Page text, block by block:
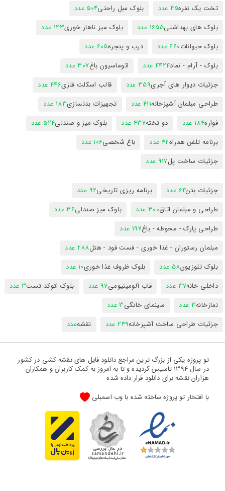
تخت یک نفره45 عدد بلوک مبل راحتی504 عدد
بلوک های بهداشتی1655 عدد بلوک میز ناهار خوری123 عدد
بلوک حیوانات660 عدد درب و پنجره605 عدد
بلوک - آرام - نماد4424 عدد اتوماسیون باغ307 عدد
جزئیات دیوار های آجری359 عدد قالب اسکلت فلزی446 عدد
طراحی مبلمان آشپزخانه411 عدد تجهیزات بدنسازی183 عدد
فواره184 عدد دو تخته437 عدد بلوک میز و صندلی524 عدد
برنامه تلفن همراه42 عدد باغ شخصی106 عدد
جزئیات ساخت پل917 عدد
جزئیات بتن64 عدد برنامه ریزی تاریخی92 عدد
طراحی و مبلمان اتاق300 عدد بلوک میز صندلی36 عدد
طراحی پارک - محوطه - باغ197 عدد
مبلمان رستوران - غذا خوری - فست فود - هتل288 عدد
بلوک تلوزیون58 عدد بلوک ظروف غذا خوری10 عدد
داخلی خانه37 عدد قاب آلومینیومی97 عدد بلوک اتوکد تست3 عدد
نمازخانه3 عدد سینمای خانگی3 عدد
جزئیات طراحی ساخت آشپزخانه249 عدد نقشهعدد
تو پروژه یکی از بزرگ ترین مراجع دانلود فایل های نقشه کشی در کشور
در سال 1394 تاسیس گردیده و تا به امروز به کمک کاربران و همکاران
هزاران نقشه برای دانلود قرار داده شده
با افتخار تو پروژه ساخته شده با وب اسمبلی